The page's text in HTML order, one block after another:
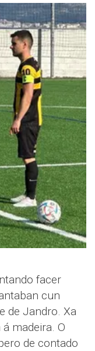
facer
cun
de Jandro. Xa
madeira. O
de contado